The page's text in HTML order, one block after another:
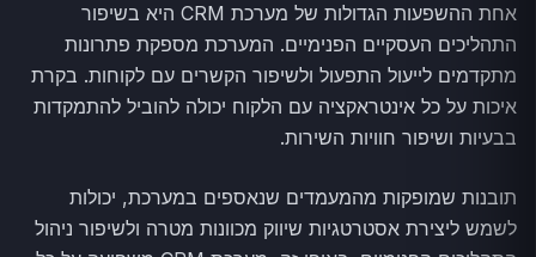
אחת ההשפעות הגדולות של מערכת CRM היא בשיפור
התהליכים העסקיים הפנימיים. המערכת מספקת פתרונות
מתקדמים לייעול התפעול ולשיפור הקשרים עם לקוחות. בקרת
איכות על כל אינטראקציה עם הלקוח יכולה להוביל להתמקדות
בבעיות ושיפור חוויות השירות.
תובנות שמופקות מהמעמדים שנאספים במערכת, יכולות
לשמש ליצירת אסטרטגיות שיווק מכוונות מטרה ולשיפור ניהול